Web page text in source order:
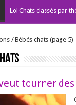
Lol Chats classés par
/ Bébés chats (page 5)
tourner